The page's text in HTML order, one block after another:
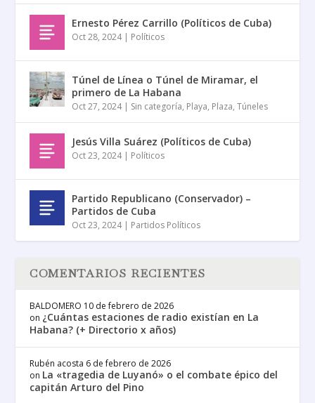
Ernesto Pérez Carrillo (Políticos de Cuba)
Oct 28, 2024| Políticos
Túnel de Línea o Túnel de Miramar, el
primero de La Habana
Oct 27, 2024| Sin categoría, Playa, Plaza,Túneles
Jesús Villa Suárez (Políticos de Cuba)
Oct 23, 2024| Políticos
Partido Republicano (Conservador) –
Partidos de Cuba
Oct 23, 2024| Partidos Políticos
COMENTARIOS RECIENTES
BALDOMERO 10 de febrero de 2026
on ¿Cuántas estaciones de radio existían en La
Habana? (+ Directorio x años)
Rubén acosta 6 de febrero de 2026
on La «tragedia de Luyanó» o el combate épico del
capitán Arturo del Pino